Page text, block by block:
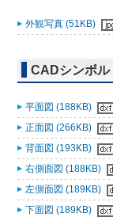
外観写真 (51KB)
CADシンボル
平面図 (188KB)
正面図 (266KB)
背面図 (193KB)
右側面図 (188KB)
左側面図 (189KB)
下面図 (189KB)